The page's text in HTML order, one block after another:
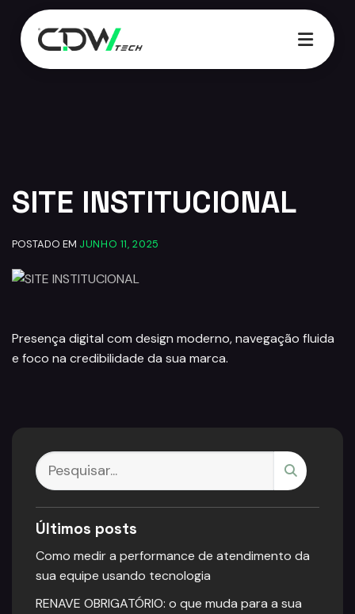
SITE INSTITUCIONAL
POSTADO EM JUNHO 11, 2025
Presença digital com design moderno, navegação fluida
e foco na credibilidade da sua marca.
Últimos posts
Como medir a performance de atendimento da
sua equipe usando tecnologia
RENAVE OBRIGATÓRIO: o que muda para a sua